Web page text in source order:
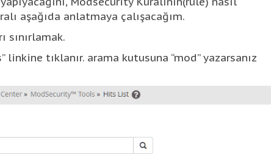
aşağıda anlatmaya çalışacağım.
sınırlamak.
tıklanır. arama kutusuna “mod” yazarsanız